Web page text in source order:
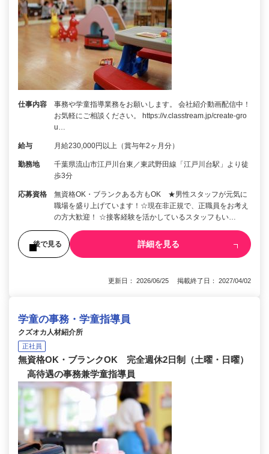
仕事内容
事務や学童指導業務をお願いします。 会社紹介動画配信中！
お気軽にご相談ください。 https://v.classtream.jp/create-gro
u…
給与 月給230,000円以上（賞与年2ヶ月分）
勤務地
千葉県流山市江戸川台東／東武野田線「江戸川台駅」より徒
歩3分
応募資格
無資格OK・ブランクある方もOK ★男性スタッフが元気に
職場を盛り上げています！☆現在非正規で、正職員をお考え
の方大歓迎！ ☆接客経験を活かしているスタッフもい…
後で見る 詳細を見る
更新日： 2026/06/25 掲載終了日： 2027/04/02
学童の事務・学童指導員
クズオカ人材紹介所
正社員
無資格OK・ブランクOK 完全週休2日制（土曜・日曜）
高待遇の事務兼学童指導員